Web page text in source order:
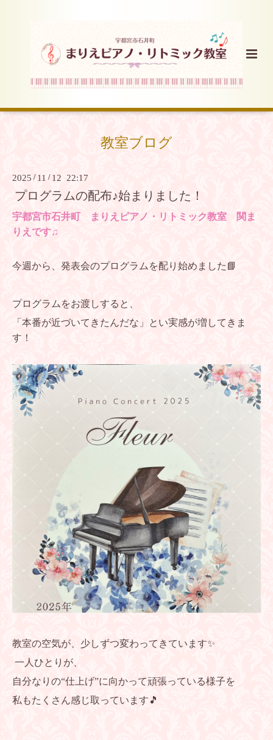
教室ブログ
2025 / 11 / 12 22:17
プログラムの配布♪始まりました！
宇都宮市石井町 まりえピアノ・リトミック教室 関ま
りえです♫
今週から、発表会のプログラムを配り始めました📘
プログラムをお渡しすると、
「本番が近づいてきたんだな」とい実感が増してきま
す！
教室の空気が、少しずつ変わってきています✨
一人ひとりが、
自分なりの“仕上げ”に向かって頑張っている様子を
私もたくさん感じ取っています🎵